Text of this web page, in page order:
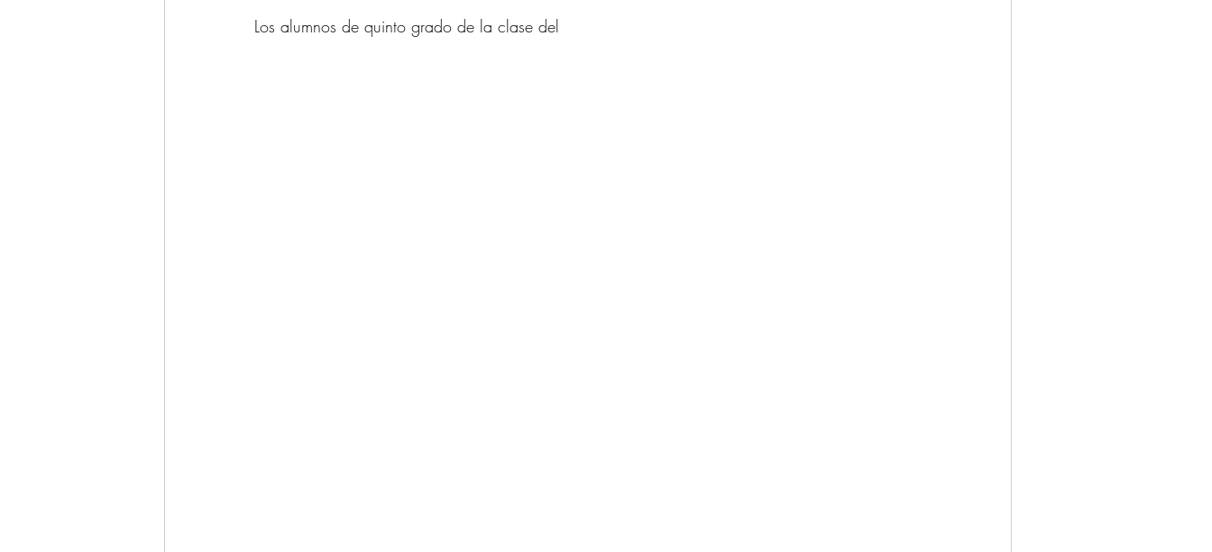
Los alumnos de quinto grado de la clase del